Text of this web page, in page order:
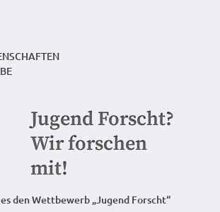
Jugend Forscht?
Wir forschen
mit!
den Wettbewerb „Jugend Forscht“